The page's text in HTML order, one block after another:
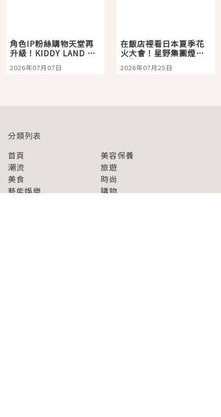
角色IP粉絲購物天堂再
升級！KIDDY LAND 原
宿店吉伊卡哇迎客，新
開幕 OMOKADO 店3分
2026年07月07日
在飯店裡看日本夏季花
火大會！星野集團煙火
景觀飯店6選，讓你不用
人擠人悠閒欣賞
2026年07月25日
分類列表
首頁
美容保養
潮流
旅遊
美食
時尚
藝能娛樂
購物